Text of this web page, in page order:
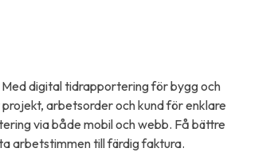
digital tidrapportering för bygg och
arbetsorder och kund för enklare
via både mobil och webb. Få bättre
arbetstimmen till färdig faktura.